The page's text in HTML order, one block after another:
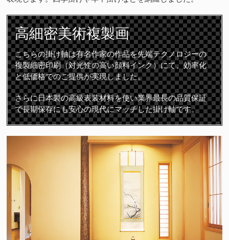
高細密美術複製画
こちらの掛け軸は有名作家の作品を先端テクノロジーの
複製細密印刷（対光性の高い顔料インク）にて、効率化
と低価格でのご提供が実現しました。
さらに日本製の高級表装材料を使い業界最長の品質保証
で長期保存にも安心の現代にマッチした掛け軸です。